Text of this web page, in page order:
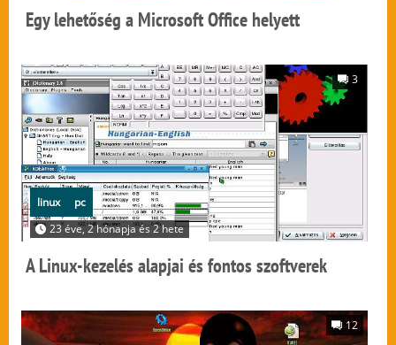
Egy lehetőség a Microsoft Office helyett
3
linux
pc
23 éve, 2 hónapja és 2 hete
A Linux-kezelés alapjai és fontos szoftverek
12